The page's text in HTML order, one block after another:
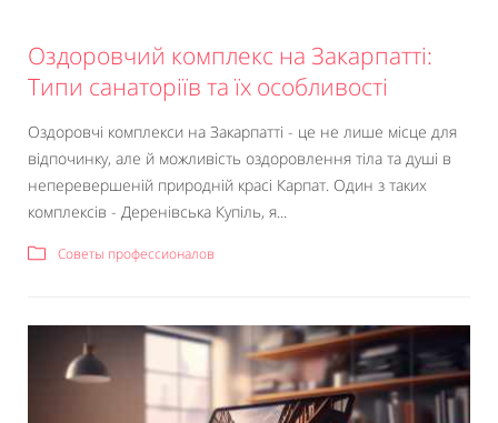
Оздоровчий комплекс на Закарпатті:
Типи санаторіїв та їх особливості
Оздоровчі комплекси на Закарпатті - це не лише місце для
відпочинку, але й можливість оздоровлення тіла та душі в
неперевершеній природній красі Карпат. Один з таких
комплексів - Деренівська Купіль, я...
Советы профессионалов